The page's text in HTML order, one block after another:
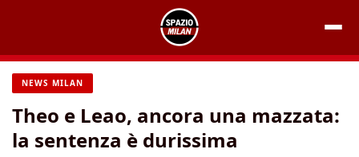
contenuto
NEWS MILAN
Theo e Leao, ancora una mazzata:
la sentenza è durissima